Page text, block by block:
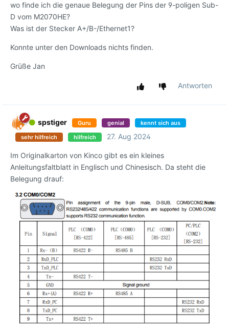
wo finde ich die genaue Belegung der Pins der 9-poligen Sub-
D vom M2070HE?
Was ist der Stecker A+/B-/Ethernet1?
Konnte unter den Downloads nichts finden.
Grüße Jan
Antworten
spstiger Guru genial kennt sich aus
sehr hilfreich hilfreich 27. Aug 2024
Im Originalkarton von Kinco gibt es ein kleines
Anleitungsfaltblatt in Englisch und Chinesisch. Da steht die
Belegung drauf: